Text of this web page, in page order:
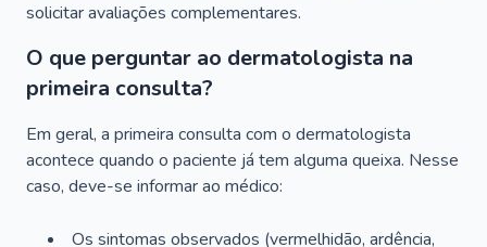
solicitar avaliações complementares.
O que perguntar ao dermatologista na
primeira consulta?
Em geral, a primeira consulta com o dermatologista
acontece quando o paciente já tem alguma queixa. Nesse
caso, deve-se informar ao médico:
Os sintomas observados (vermelhidão, ardência,